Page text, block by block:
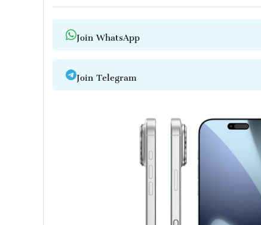
Join WhatsApp
Join Telegram